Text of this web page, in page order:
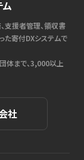
支援者管理、領収書
た寄付DXシステムで
体まで、3,000以上
社